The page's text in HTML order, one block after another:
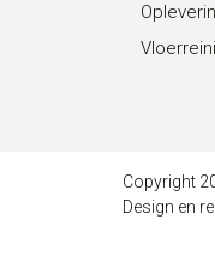
Copyright
Design en